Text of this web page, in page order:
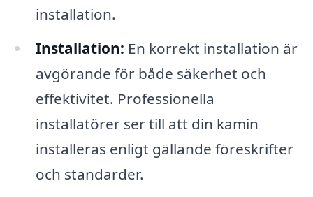
installation.
Installation: En korrekt installation är
avgörande för både säkerhet och
effektivitet. Professionella
installatörer ser till att din kamin
installeras enligt gällande föreskrifter
och standarder.